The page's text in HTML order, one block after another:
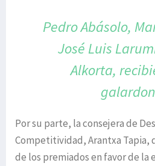
Pedro Abásolo,
José Luis
Alkorta,
Por su parte, la consejera de
Competitividad, Arantxa Tapia,
de los premiados en favor de la